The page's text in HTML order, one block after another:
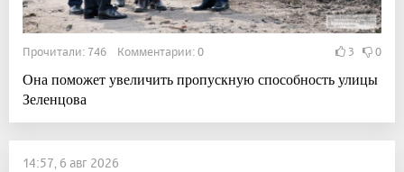
Прочитали: 746 Комментарии: 0 3 0
Она поможет увеличить пропускную способность улицы
Зеленцова
14:57, 6 авг 2026